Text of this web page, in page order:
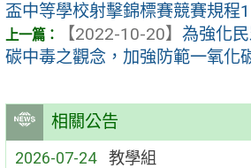
相關公告
2026-07-24 教學組
盃中等學校射擊錦標賽競賽規程
【2022-10-20】 為強化
碳中毒之觀念，加強防範一氧化